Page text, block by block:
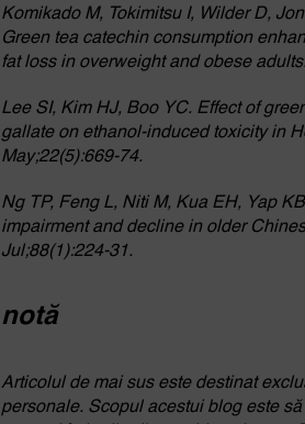
Komikado M, Tokimitsu I, Wilder D,
Green tea catechin consumption
fat loss in overweight and obese
Lee SI, Kim HJ, Boo YC. Effect of
gallate on ethanol-induced toxicity in
May;22(5):669-74.
Ng TP, Feng L, Niti M, Kua EH, Yap
impairment and decline in older
Jul;88(1):224-31.
notă
Articolul de mai sus este destinat
personale. Scopul acestui blog este